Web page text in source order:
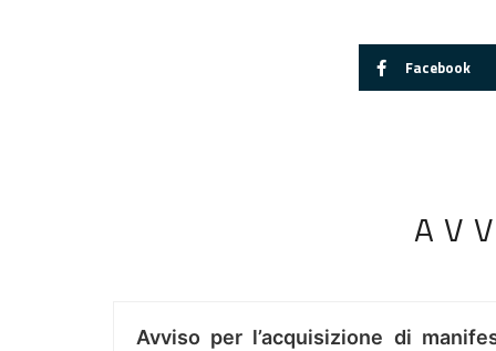
Facebook
Avviso per l’acquisizione di